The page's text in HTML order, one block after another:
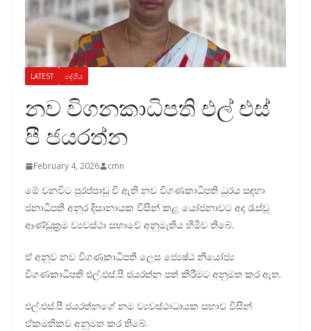
LATEST දේශීය
නව විගනකාධිපති එල් එස්
පී ජයරත්න
February 4, 2026 cmn
මේ වනවිට පුරප්පාඩු වී ඇති නව විගණකාධිපති ධුරය සඳහා
ජනාධිපති අනුර දිසානායක විසින් කළ යෝජනාවට අද රැස්වූ
ආණ්ඩුක්‍රම ව්‍යවස්ථා සභාවේ අනුමැතිය හිමිව තිබේ.
ඒ අනුව නව විගණකාධිපති ලෙස ජ්‍යෙෂ්ඨ නියෝජ්‍ය
විගණකාධිපති එල්.එස්.පී ජයරත්න පත් කිරීමට අනුමත කර ඇත.
එල්.එස්.පී ජයරත්නගේ නම ව්‍යවස්ථාධායක සභාව විසින්
ඒකමතිකව අනුමත කර තිබේ.